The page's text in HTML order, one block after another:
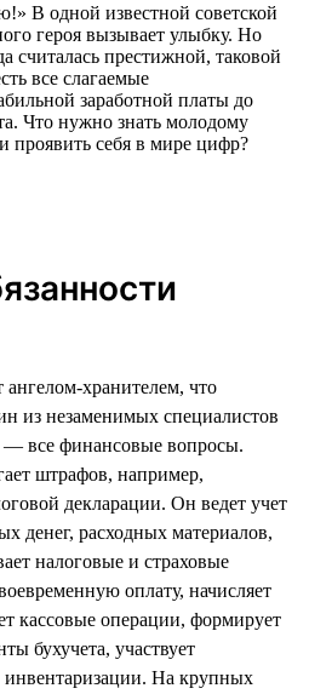
В одной известной советской
героя вызывает улыбку. Но
считалась престижной, таковой
все слагаемые
заработной платы до
Что нужно знать молодому
проявить себя в мире цифр?
ангелом-хранителем, что
из незаменимых специалистов
— все финансовые вопросы.
штрафов, например,
декларации. Он ведет учет
денег, расходных материалов,
налоговые и страховые
оплату, начисляет
кассовые операции, формирует
бухучета, участвует
инвентаризации. На крупных